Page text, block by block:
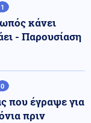
1
κάνει
- Παρουσίαση
0
που έγραψε για
πριν